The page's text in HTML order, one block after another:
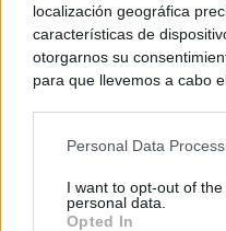
localización geográfica
características de
otorgarnos su
para que llevemos a cabo
negar su consentimiento.
de su consentimiento,
rechazar tal
Personal Data
I want to opt-out of
personal data.
Opted In